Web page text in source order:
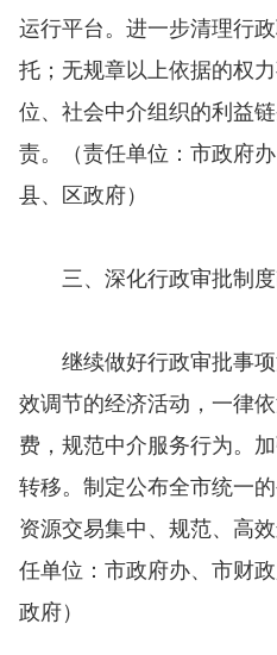
运行平台。进一步清理行
托；无规章以上依据的权
位、社会中介组织的利益
责。（责任单位：市政府
县、区政府）
三、深化行政审批制度
继续做好行政审批事项
效调节的经济活动，一律
费，规范中介服务行为。
转移。制定公布全市统一
资源交易集中、规范、高
任单位：市政府办、市财
政府）